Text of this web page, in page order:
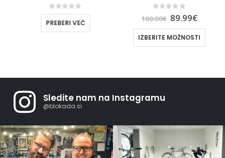
0out of 5
PREBERI VEČ
out of 5
100.00€ 89.99€
IZBERITE MOŽNOSTI
Sledite nam na Instagramu
@blokada.si